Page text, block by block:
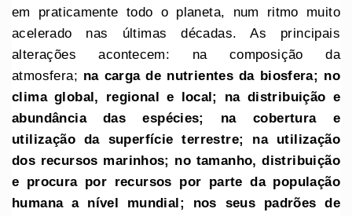
em praticamente todo o planeta, num ritmo muito
acelerado nas últimas décadas. As principais
alterações acontecem: na composição da
atmosfera; na carga de nutrientes da biosfera; no
clima global, regional e local; na distribuição e
abundância das espécies; na cobertura e
utilização da superfície terrestre; na utilização
dos recursos marinhos; no tamanho, distribuição
e procura por recursos por parte da população
humana a nível mundial; nos seus padrões de